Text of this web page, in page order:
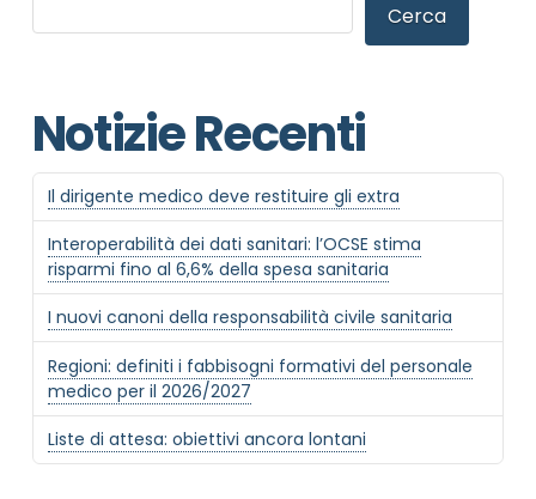
Cerca
Notizie Recenti
Il dirigente medico deve restituire gli extra
Interoperabilità dei dati sanitari: l’OCSE stima
risparmi fino al 6,6% della spesa sanitaria
I nuovi canoni della responsabilità civile sanitaria
Regioni: definiti i fabbisogni formativi del personale
medico per il 2026/2027
Liste di attesa: obiettivi ancora lontani